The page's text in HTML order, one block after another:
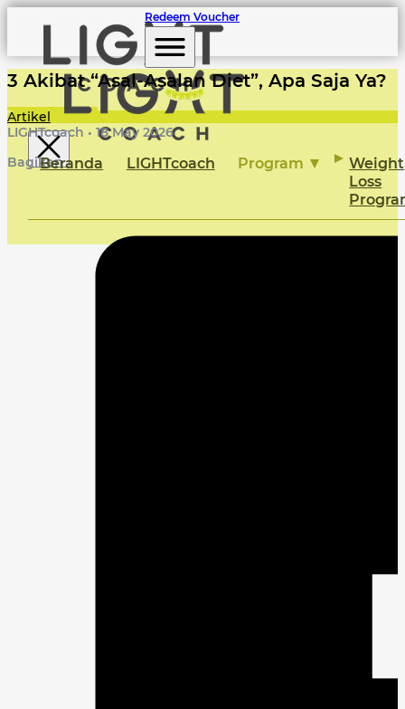
Redeem Voucher
Beranda LIGHTcoach Program
Weight
Loss
3 Akibat “Asal-Asalan Diet”, Apa Saja Ya?
Artikel
LIGHTcoach • 18 May 2026
Bagikan